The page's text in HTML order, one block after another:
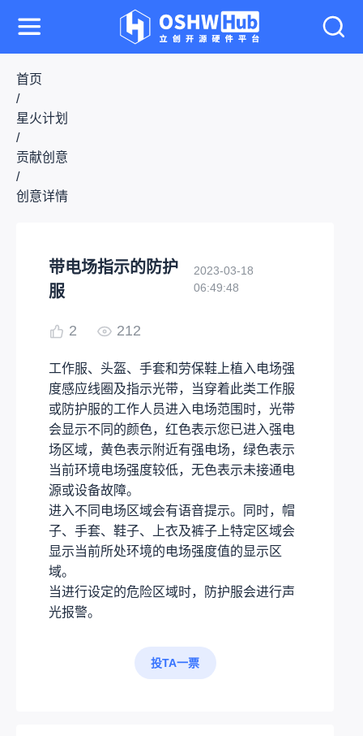
首页
/
星火计划
/
贡献创意
/
创意详情
带电场指示的防护
服
2023-03-18
06:49:48
2 212
工作服、头盔、手套和劳保鞋上植入电场强
度感应线圈及指示光带，当穿着此类工作服
或防护服的工作人员进入电场范围时，光带
会显示不同的颜色，红色表示您已进入强电
场区域，黄色表示附近有强电场，绿色表示
当前环境电场强度较低，无色表示未接通电
源或设备故障。
进入不同电场区域会有语音提示。同时，帽
子、手套、鞋子、上衣及裤子上特定区域会
显示当前所处环境的电场强度值的显示区
域。
当进行设定的危险区域时，防护服会进行声
光报警。
投TA一票